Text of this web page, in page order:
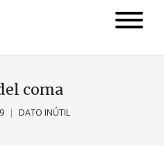
coma
DATO INÚTIL